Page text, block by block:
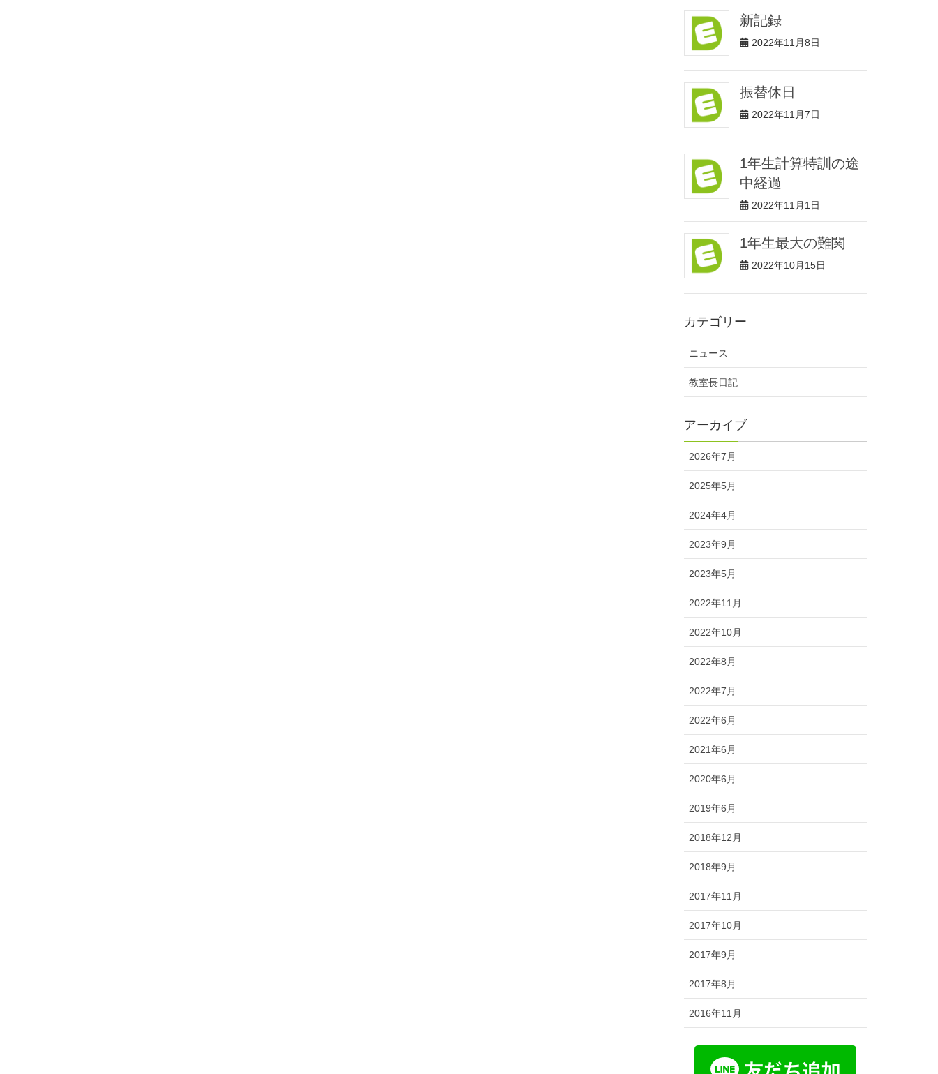
新記録
2022年11月8日
振替休日
2022年11月7日
1年生計算特訓の途
中経過
2022年11月1日
1年生最大の難関
2022年10月15日
カテゴリー
ニュース
教室長日記
アーカイブ
2026年7月
2025年5月
2024年4月
2023年9月
2023年5月
2022年11月
2022年10月
2022年8月
2022年7月
2022年6月
2021年6月
2020年6月
2019年6月
2018年12月
2018年9月
2017年11月
2017年10月
2017年9月
2017年8月
2016年11月